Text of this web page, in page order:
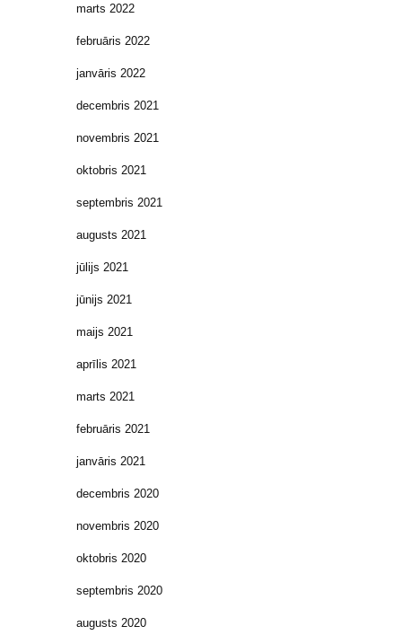
marts 2022
februāris 2022
janvāris 2022
decembris 2021
novembris 2021
oktobris 2021
septembris 2021
augusts 2021
jūlijs 2021
jūnijs 2021
maijs 2021
aprīlis 2021
marts 2021
februāris 2021
janvāris 2021
decembris 2020
novembris 2020
oktobris 2020
septembris 2020
augusts 2020